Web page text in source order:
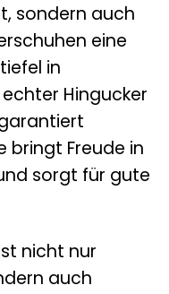
sondern auch
eine
in
Hingucker
bringt Freude in
sorgt für gute
nicht nur
auch